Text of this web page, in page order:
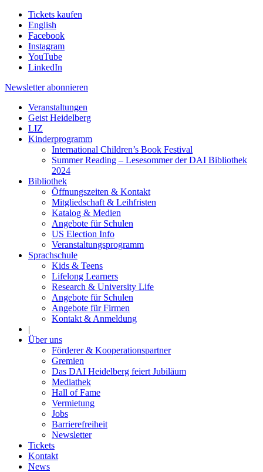
Tickets kaufen
English
Facebook
Instagram
YouTube
LinkedIn
Newsletter abonnieren
Veranstaltungen
Geist Heidelberg
LIZ
Kinderprogramm
International Children’s Book Festival
Summer Reading – Lesesommer der DAI Bibliothek
2024
Bibliothek
Öffnungszeiten & Kontakt
Mitgliedschaft & Leihfristen
Katalog & Medien
Angebote für Schulen
US Election Info
Veranstaltungsprogramm
Sprachschule
Kids & Teens
Lifelong Learners
Research & University Life
Angebote für Schulen
Angebote für Firmen
Kontakt & Anmeldung
|
Über uns
Förderer & Kooperationspartner
Gremien
Das DAI Heidelberg feiert Jubiläum
Mediathek
Hall of Fame
Vermietung
Jobs
Barrierefreiheit
Newsletter
Tickets
Kontakt
News